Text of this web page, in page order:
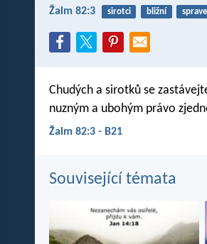
Žalm 82:3 sirotci bližní
Chudých a sirotků se
nuzným a ubohým právo
Žalm 82:3 - B21
Související témata